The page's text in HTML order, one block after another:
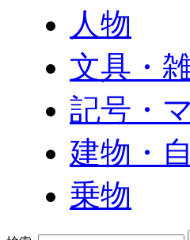
人物
文具・
記号・
建物・
乗物